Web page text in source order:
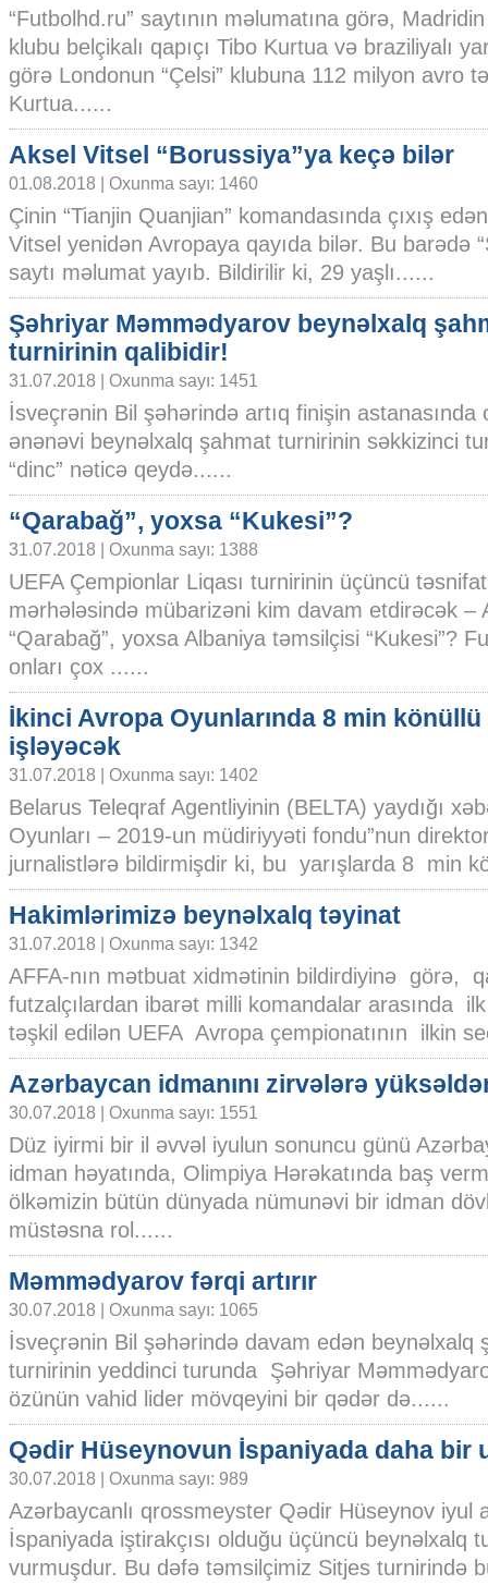
“Futbolhd.ru” saytının məlumatına görə, Madridin
klubu belçikalı qapıçı Tibo Kurtua və braziliyalı
görə Londonun “Çelsi” klubuna 112 milyon avro
Kurtua......
Aksel Vitsel “Borussiya”ya keçə bilər
01.08.2018 | Oxunma sayı: 1460
Çinin “Tianjin Quanjian” komandasında çıxış
Vitsel yenidən Avropaya qayıda bilər. Bu barədə
saytı məlumat yayıb. Bildirilir ki, 29 yaşlı......
Şəhriyar Məmmədyarov beynəlxalq
turnirinin qalibidir!
31.07.2018 | Oxunma sayı: 1451
İsveçrənin Bil şəhərində artıq finişin astanasında
ənənəvi beynəlxalq şahmat turnirinin səkkizinci
“dinc” nəticə qeydə......
“Qarabağ”, yoxsa “Kukesi”?
31.07.2018 | Oxunma sayı: 1388
UEFA Çempionlar Liqası turnirinin üçüncü təsnifat
mərhələsində mübarizəni kim davam etdirəcək
“Qarabağ”, yoxsa Albaniya təmsilçisi “Kukesi”?
onları çox ......
İkinci Avropa Oyunlarında 8 min könüllü
işləyəcək
31.07.2018 | Oxunma sayı: 1402
Belarus Teleqraf Agentliyinin (BELTA) yaydığı
Oyunları – 2019-un müdiriyyəti fondu”nun
jurnalistlərə bildirmişdir ki, bu yarışlarda 8 min
Hakimlərimizə beynəlxalq təyinat
31.07.2018 | Oxunma sayı: 1342
AFFA-nın mətbuat xidmətinin bildirdiyinə görə,
futzalçılardan ibarət milli komandalar arasında
təşkil edilən UEFA Avropa çempionatının ilkin
Azərbaycan idmanını zirvələrə
30.07.2018 | Oxunma sayı: 1551
Düz iyirmi bir il əvvəl iyulun sonuncu günü
idman həyatında, Olimpiya Hərəkatında baş
ölkəmizin bütün dünyada nümunəvi bir idman
müstəsna rol......
Məmmədyarov fərqi artırır
30.07.2018 | Oxunma sayı: 1065
İsveçrənin Bil şəhərində davam edən beynəlxalq
turnirinin yeddinci turunda Şəhriyar
özünün vahid lider mövqeyini bir qədər də......
Qədir Hüseynovun İspaniyada daha bir
30.07.2018 | Oxunma sayı: 989
Azərbaycanlı qrossmeyster Qədir Hüseynov iyul
İspaniyada iştirakçısı olduğu üçüncü beynəlxalq
vurmuşdur. Bu dəfə təmsilçimiz Sitjes turnirində